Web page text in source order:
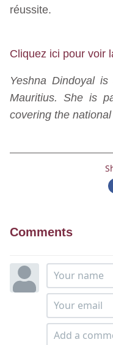
réussite.
Cliquez ici pour voir
Yeshna Dindoyal
Mauritius. She is
covering the
Comments